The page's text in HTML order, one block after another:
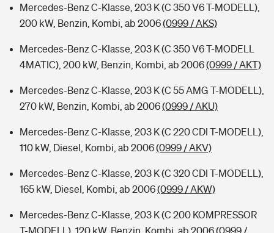
Mercedes-Benz C-Klasse, 203 K (C 350 V6 T-MODELL),
200 kW, Benzin, Kombi, ab 2006(0999 / AKS)
Mercedes-Benz C-Klasse, 203 K (C 350 V6 T-MODELL
4MATIC), 200 kW, Benzin, Kombi, ab 2006(0999 / AKT)
Mercedes-Benz C-Klasse, 203 K (C 55 AMG T-MODELL),
270 kW, Benzin, Kombi, ab 2006(0999 / AKU)
Mercedes-Benz C-Klasse, 203 K (C 220 CDI T-MODELL),
110 kW, Diesel, Kombi, ab 2006(0999 / AKV)
Mercedes-Benz C-Klasse, 203 K (C 320 CDI T-MODELL),
165 kW, Diesel, Kombi, ab 2006(0999 / AKW)
Mercedes-Benz C-Klasse, 203 K (C 200 KOMPRESSOR
T-MODELL), 120 kW, Benzin, Kombi, ab 2006(0999 /